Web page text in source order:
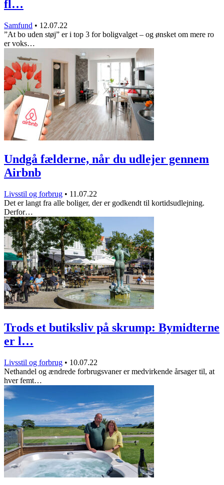
fl…
Samfund • 12.07.22
”At bo uden støj” er i top 3 for boligvalget – og ønsket om mere ro
er voks…
Undgå fælderne, når du udlejer gennem
Airbnb
Livsstil og forbrug • 11.07.22
Det er langt fra alle boliger, der er godkendt til kortidsudlejning.
Derfor…
Trods et butiksliv på skrump: Bymidterne
er l…
Livsstil og forbrug • 10.07.22
Nethandel og ændrede forbrugsvaner er medvirkende årsager til, at
hver femt…